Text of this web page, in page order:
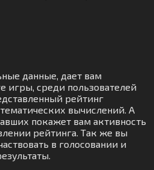
данные, дает вам
игры, среди пользователей
рейтинг
вычислений. А
покажет вам активность
рейтинга. Так же вы
в голосовании и